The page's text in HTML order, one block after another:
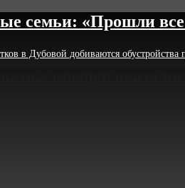
семьи: «Прошли
в Дубовой добиваются обустройства
клещей